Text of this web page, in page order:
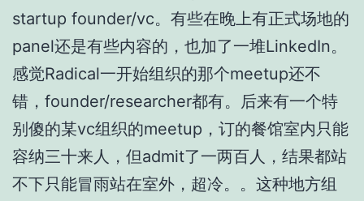
startup founder/vc。有些在晚上有正式场地的
panel还是有些内容的，也加了一堆LinkedIn。
感觉Radical一开始组织的那个meetup还不
错，founder/researcher都有。后来有一个特
别傻的某vc组织的meetup，订的餐馆室内只能
容纳三十来人，但admit了一两百人，结果都站
不下只能冒雨站在室外，超冷。。这种地方组